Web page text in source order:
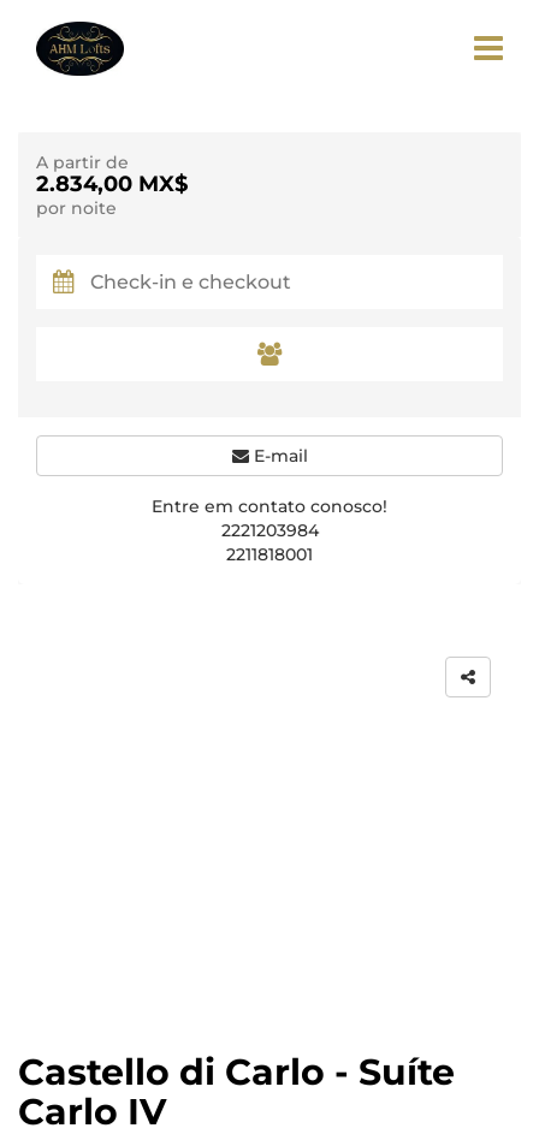
Castello di Carlo - Suíte
Carlo IV
A partir de
2.834,00 MX$
por noite
E-mail
Entre em contato conosco!
2221203984
2211818001